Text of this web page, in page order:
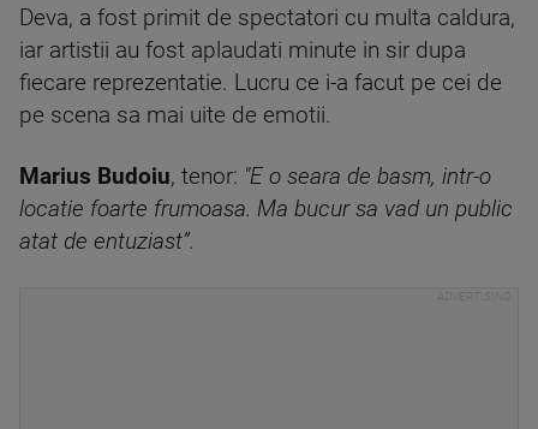
Deva, a fost primit de spectatori cu multa caldura,
iar artistii au fost aplaudati minute in sir dupa
fiecare reprezentatie. Lucru ce i-a facut pe cei de
pe scena sa mai uite de emotii.
Marius Budoiu, tenor: "E o seara de basm, intr-o
locatie foarte frumoasa. Ma bucur sa vad un public
atat de entuziast”.